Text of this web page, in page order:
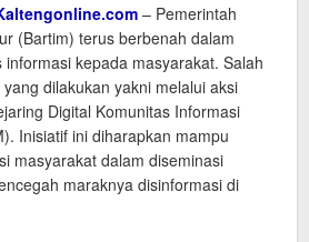
– Pemerintah
(Bartim) terus berbenah dalam
kepada masyarakat. Salah
dilakukan yakni melalui aksi
Digital Komunitas Informasi
Inisiatif ini diharapkan mampu
masyarakat dalam diseminasi
maraknya disinformasi di